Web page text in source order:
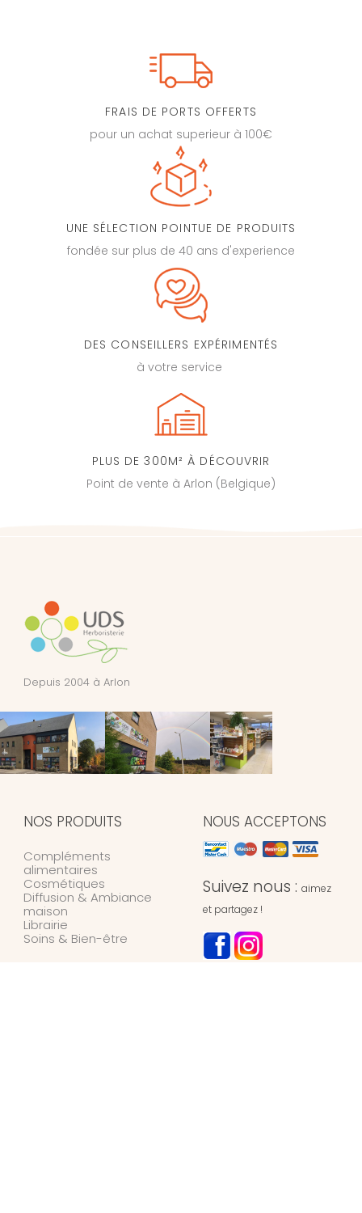
FRAIS DE PORTS OFFERTS
pour un achat superieur à 100€
UNE SÉLECTION POINTUE DE PRODUITS
fondée sur plus de 40 ans d'experience
DES CONSEILLERS EXPÉRIMENTÉS
à votre service
PLUS DE 300M² À DÉCOUVRIR
Point de vente à Arlon (Belgique)
Depuis 2004 à Arlon
NOS PRODUITS
Compléments
alimentaires
Cosmétiques
Diffusion & Ambiance
maison
Librairie
Soins & Bien-être
NOUS ACCEPTONS
Suivez nous : aimez
et partagez !